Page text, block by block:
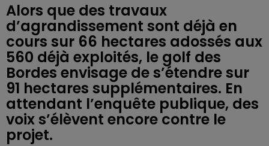
Alors que des travaux
d’agrandissement sont déjà en
cours sur 66 hectares adossés aux
560 déjà exploités, le golf des
Bordes envisage de s’étendre sur
91 hectares supplémentaires. En
attendant l’enquête publique, des
voix s’élèvent encore contre le
projet.